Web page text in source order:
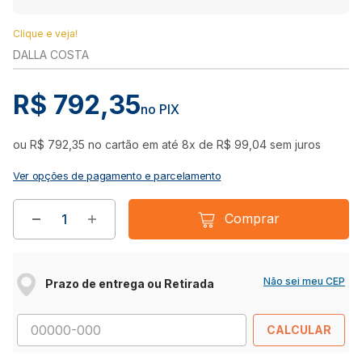
Clique e veja!
DALLA COSTA
R$ 792,35no PIX
ou R$ 792 35 no cartão em até 8x de R$ 99 04 sem juros
Ver opções de pagamento e parcelamento
Comprar
Prazo de entrega ou Retirada Não sei meu CEP
CALCULAR